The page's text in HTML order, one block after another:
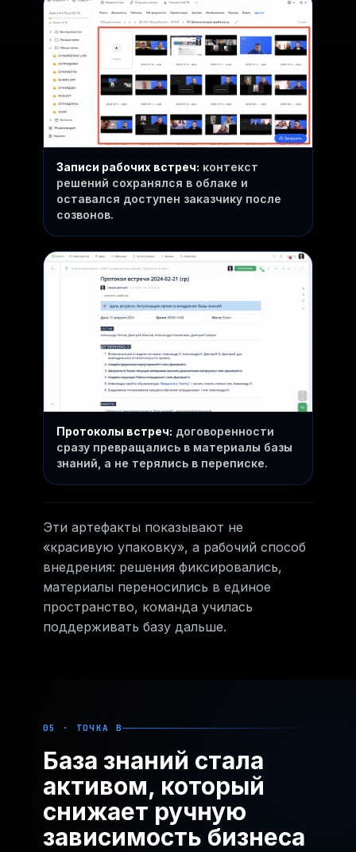
Записи рабочих встреч: контекст
решений сохранялся в облаке и
оставался доступен заказчику после
созвонов.
Протоколы встреч: договоренности
сразу превращались в материалы базы
знаний, а не терялись в переписке.
Эти артефакты показывают не
«красивую упаковку», а рабочий способ
внедрения: решения фиксировались,
материалы переносились в единое
пространство, команда училась
поддерживать базу дальше.
05 · ТОЧКА B
База знаний стала
активом, который
снижает ручную
зависимость бизнеса